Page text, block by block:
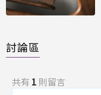
討論區
共有 1 則留言